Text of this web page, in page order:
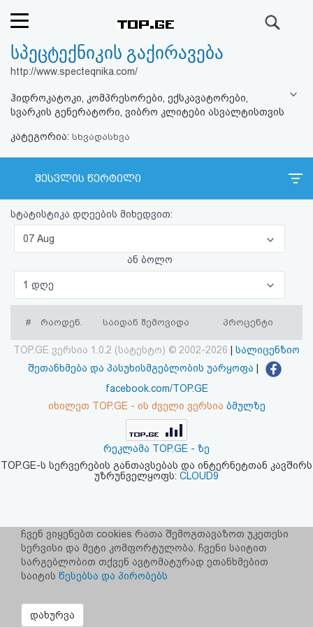
რეიტინგი
კითხვა-
პასუხი
ავტორიზაცია
პაროლის
აღდგენა
HTML
უარყოფა
სპეცტექნიკის გაქირავება
http://www.specteqnika.com/
ჰიდროკატოკი, კომპრესორები, ექსკავატორები,
სვარკის გენერატორი, ვიბრო კლიტები ასვალტისთვის
კატეგორია: სხვადასხვა
შესვლის წერტილი
სტატისტიკა დღეების მიხედვით:
07 Aug
ან ბოლო
1 დღე
# რაოდენ. საიდან შემოვიდა პროცენტი
TOP.GE ვერსია 1.0.2 (სატესტო) © 2002-2026
სალიცენზიო
შეთანხმება და პასუხისმგებლობის უარყოფა
facebook.com/TOP.GE
იხილეთ TOP.GE - ის ძველი ვერსია ბმულზე
რეკლამა TOP.GE - ზე
TOP.GE-ს სერვერების განთავსებას და ინტერნეტთან კავშირს
უზრუნველყოფს: CLOUD9
ჩვენ ვიყენებთ cookies რათა შემოგთავაზოთ უკეთესი
სერვისი და მეტი კომფორტულობა. ჩვენი საიტით
სარგებლობით თქვენ ავტომატურად ეთანხმებით
საიტის წესებსა და პირობებს
დახურვა